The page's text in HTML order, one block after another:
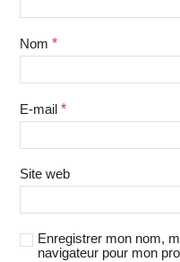
Nom *
E-mail *
Site web
Enregistrer mon nom,
navigateur pour mon